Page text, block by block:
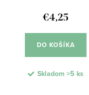
€4,25
DO KOŠÍKA
Skladom >5 ks